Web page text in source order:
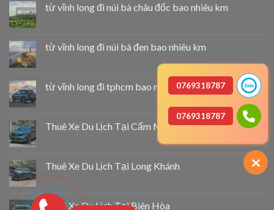
từ vĩnh long đi núi bà châu đốc bao nhiêu km
từ vĩnh long đi núi bà đen bao nhiêu km
từ vĩnh long đi tphcm bao nhiêu km
Thuê Xe Du Lịch Tại Cẩm Mỹ
Thuê Xe Du Lịch Tại Long Khánh
Thuê Xe Du Lịch Tại Biên Hòa
0769318787
0769318787